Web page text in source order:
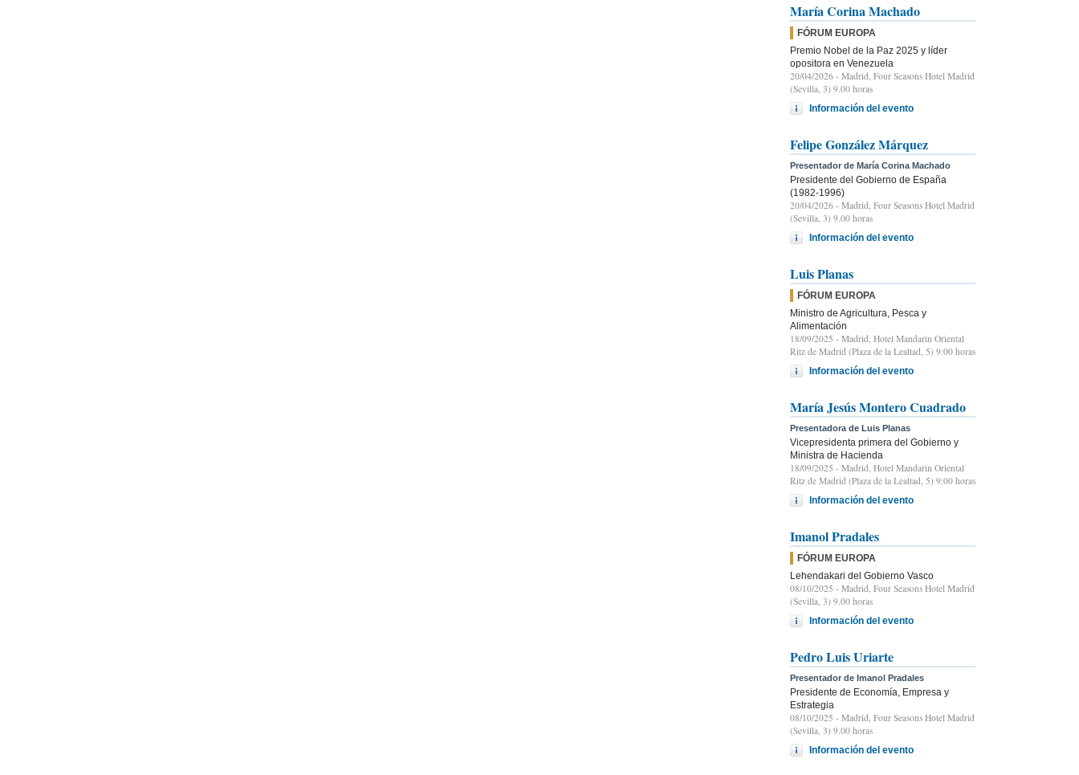
María Corina Machado
FÓRUM EUROPA
Premio Nobel de la Paz 2025 y líder
opositora en Venezuela
20/04/2026 - Madrid, Four Seasons Hotel Madrid
(Sevilla, 3) 9.00 horas
Información del evento
Felipe González Márquez
Presentador de María Corina Machado
Presidente del Gobierno de España
(1982-1996)
20/04/2026 - Madrid, Four Seasons Hotel Madrid
(Sevilla, 3) 9.00 horas
Información del evento
Luis Planas
FÓRUM EUROPA
Ministro de Agricultura, Pesca y
Alimentación
18/09/2025 - Madrid, Hotel Mandarin Oriental
Ritz de Madrid (Plaza de la Lealtad, 5) 9:00 horas
Información del evento
María Jesús Montero Cuadrado
Presentadora de Luis Planas
Vicepresidenta primera del Gobierno y
Ministra de Hacienda
18/09/2025 - Madrid, Hotel Mandarin Oriental
Ritz de Madrid (Plaza de la Lealtad, 5) 9:00 horas
Información del evento
Imanol Pradales
FÓRUM EUROPA
Lehendakari del Gobierno Vasco
08/10/2025 - Madrid, Four Seasons Hotel Madrid
(Sevilla, 3) 9.00 horas
Información del evento
Pedro Luis Uriarte
Presentador de Imanol Pradales
Presidente de Economía, Empresa y
Estrategia
08/10/2025 - Madrid, Four Seasons Hotel Madrid
(Sevilla, 3) 9.00 horas
Información del evento